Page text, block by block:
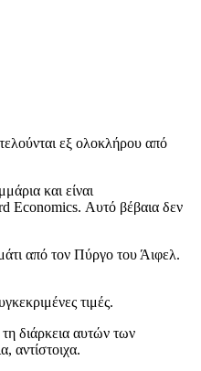
εξ ολοκλήρου από
και είναι
Economics. Αυτό βέβαια δεν
από τον Πύργο του Άιφελ.
τιμές.
διάρκεια αυτών των
αντίστοιχα.